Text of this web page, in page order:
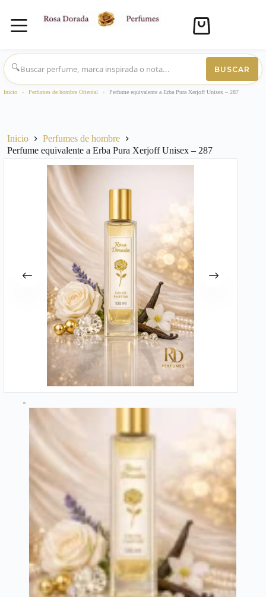
Saltar
al
contenido
Carro
compra
🔍
BUSCAR
Inicio › Perfumes de hombre Oriental › Perfume equivalente a Erba Pura Xerjoff Unisex – 287
Inicio
Perfumes de hombre
Perfume equivalente a Erba Pura Xerjoff Unisex – 287